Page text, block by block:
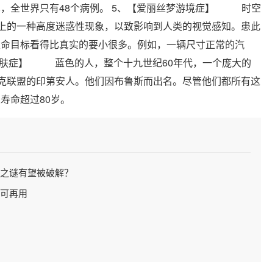
，全世界只有48个病例。 5、【爱丽丝梦游境症】 时空
的一种高度迷惑性现象，以致影响到人类的视觉感知。患此
目标看得比真实的要小很多。例如，一辆尺寸正常的汽
症】 蓝色的人，整个十九世纪60年代，一个庞大的
联盟的印第安人。他们因布鲁斯而出名。尽管他们都所有这
命超过80岁。
谜有望被破解？
再用